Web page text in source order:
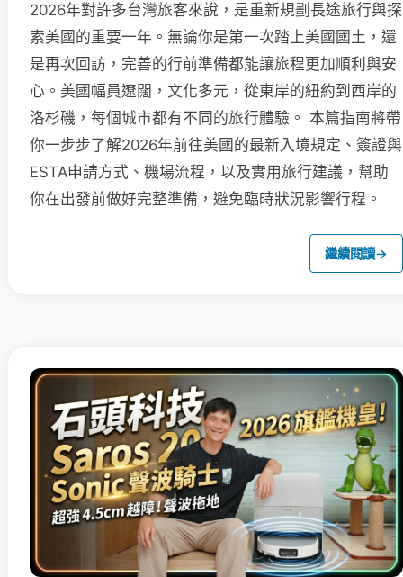
2026年對許多台灣旅客來說，是重新規劃長途旅行與探
索美國的重要一年。無論你是第一次踏上美國國土，還
是再次回訪，完善的行前準備都能讓旅程更加順利與安
心。美國幅員遼闊，文化多元，從東岸的紐約到西岸的
洛杉磯，每個城市都有不同的旅行體驗。 本篇指南將帶
你一步步了解2026年前往美國的最新入境規定、簽證與
ESTA申請方式、機場流程，以及實用旅行建議，幫助
你在出發前做好完整準備，避免臨時狀況影響行程。
繼續閱讀→